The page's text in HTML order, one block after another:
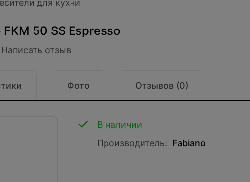
для кухни
50 SS Espresso
Написать отзыв
Фото Отзывов (0)
В наличии
Производитель: Fabiano